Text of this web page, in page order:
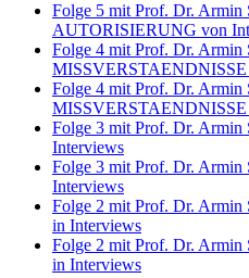
Folge 5 mit Prof. Dr. Armin
AUTORISIERUNG von
Folge 4 mit Prof. Dr. Armin
MISSVERSTAENDNISSE
Folge 4 mit Prof. Dr. Armin
MISSVERSTAENDNISSE
Folge 3 mit Prof. Dr.
Interviews
Folge 3 mit Prof. Dr.
Interviews
Folge 2 mit Prof. Dr.
in Interviews
Folge 2 mit Prof. Dr.
in Interviews